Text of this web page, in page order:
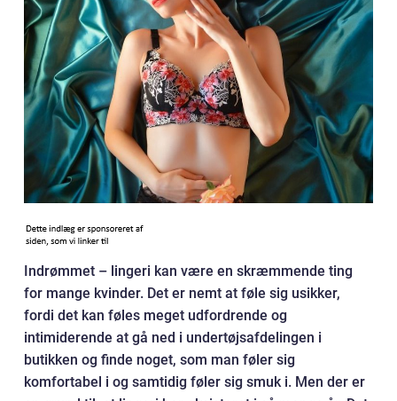
Indrømmet – lingeri kan være en skræmmende ting
for mange kvinder. Det er nemt at føle sig usikker,
fordi det kan føles meget udfordrende og
intimiderende at gå ned i undertøjsafdelingen i
butikken og finde noget, som man føler sig
komfortabel i og samtidig føler sig smuk i. Men der er